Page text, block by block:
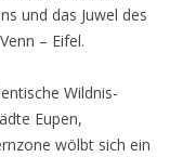
und das Juwel des
– Eifel.
Wildnis-
Eupen,
wölbt sich ein